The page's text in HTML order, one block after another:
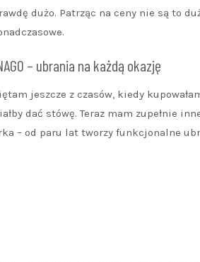
dużo. Patrząc na ceny nie są to
– ubrania na każdą okazję
jeszcze z czasów, kiedy
dać stówę. Teraz mam zupełnie
– od paru lat tworzy funkcjonalne